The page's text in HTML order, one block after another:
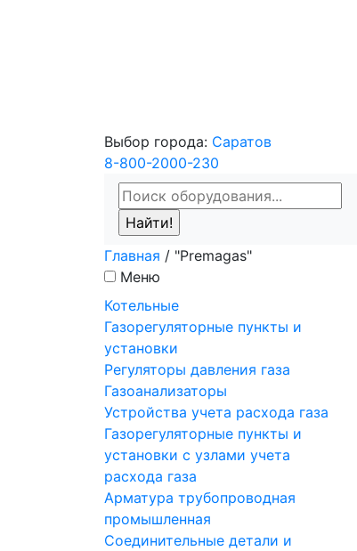
Выбор города: Саратов
8-800-2000-230
Главная / "Premagas"
Меню
Котельные
Газорегуляторные пункты и
установки
Регуляторы давления газа
Газоанализаторы
Устройства учета расхода газа
Газорегуляторные пункты и
установки с узлами учета
расхода газа
Арматура трубопроводная
промышленная
Соединительные детали и